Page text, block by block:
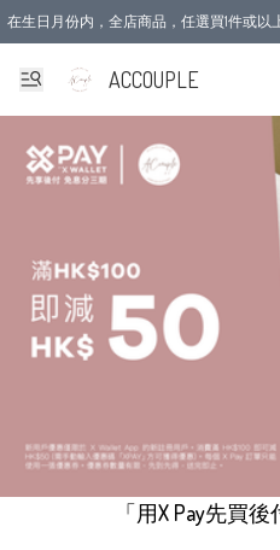
在生日月份内，全店商品，任選買1件或以
ACCOUPLE
「用X Pay先買